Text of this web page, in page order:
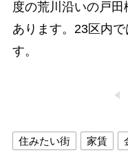
度の荒川沿いの戸田
あります。23区内
す。
住みたい街 家賃